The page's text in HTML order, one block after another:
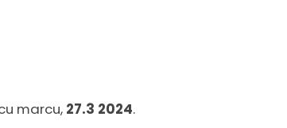
marcu, 27.3 2024.